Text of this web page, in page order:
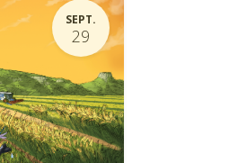
SEPT.
29